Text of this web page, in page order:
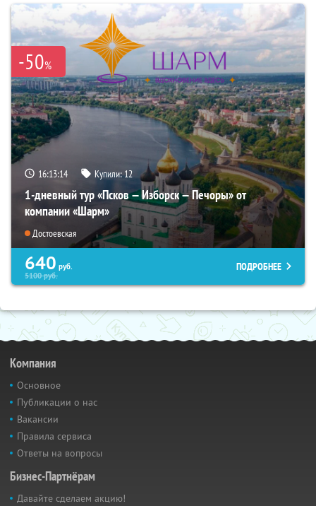
-50%
16:13:12 Купили:12
1-дневный тур «Псков — Изборск — Печоры» от
компании «Шарм»
Достоевская
640 руб.
5100руб.
ПОДРОБНЕЕ
Компания
Основное
Публикации о нас
Вакансии
Правила сервиса
Ответы на вопросы
Бизнес-Партнёрам
Давайте сделаем акцию!